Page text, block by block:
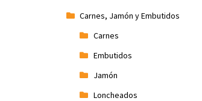
Carnes, Jamón y Embutidos
Carnes
Embutidos
Jamón
Loncheados